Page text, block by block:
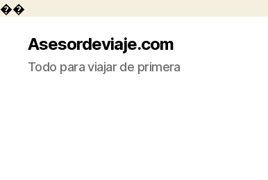
��
Asesordeviaje.com
Todo para viajar de primera